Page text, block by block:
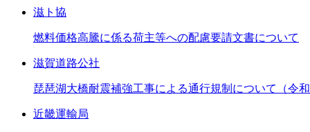
滋ト協
燃料価格高騰に係る荷主等への配慮要請文書について
滋賀道路公社
琵琶湖大橋耐震補強工事による通行規制について（令和
近畿運輸局